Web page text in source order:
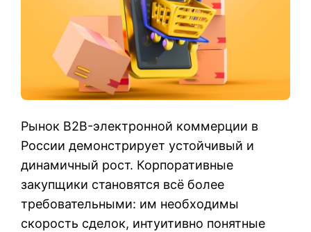
Рынок B2B-электронной коммерции в
России демонстрирует устойчивый и
динамичный рост. Корпоративные
закупщики становятся всё более
требовательными: им необходимы
скорость сделок, интуитивно понятные